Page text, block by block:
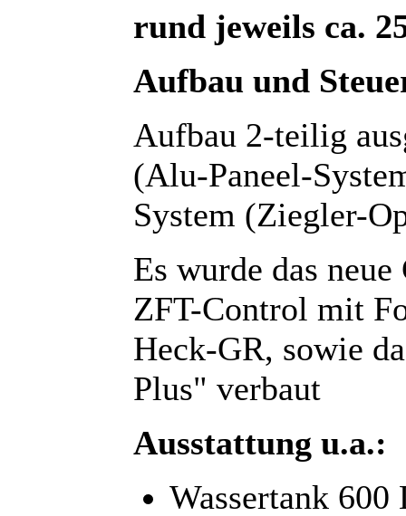
rund jeweils ca.
Aufbau und
Aufbau 2-teilig
(Alu-Paneel-
System (Ziegler-
Es wurde das
ZFT-Control mit
Heck-GR, sowie
Plus" verbaut
Ausstattung u.a.:
Wassertank 600